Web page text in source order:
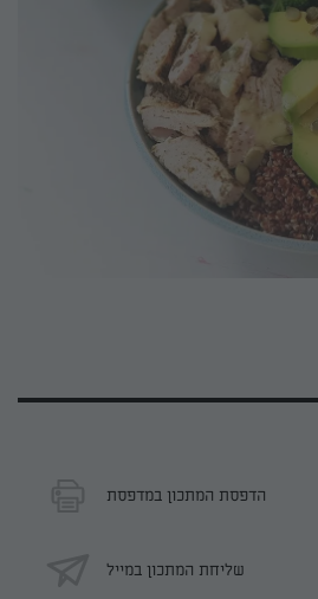
הדפסת המתכון במדפסת
שליחת המתכון במייל